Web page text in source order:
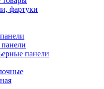
фартуки
панели